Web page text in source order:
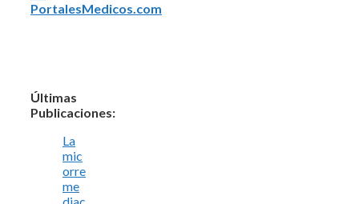
PortalesMedicos.com
Últimas
Publicaciones:
La
mic
orre
me
diac